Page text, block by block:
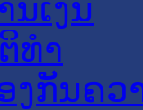
ນເງິນ
ທໍາ
ງກັນຄວ